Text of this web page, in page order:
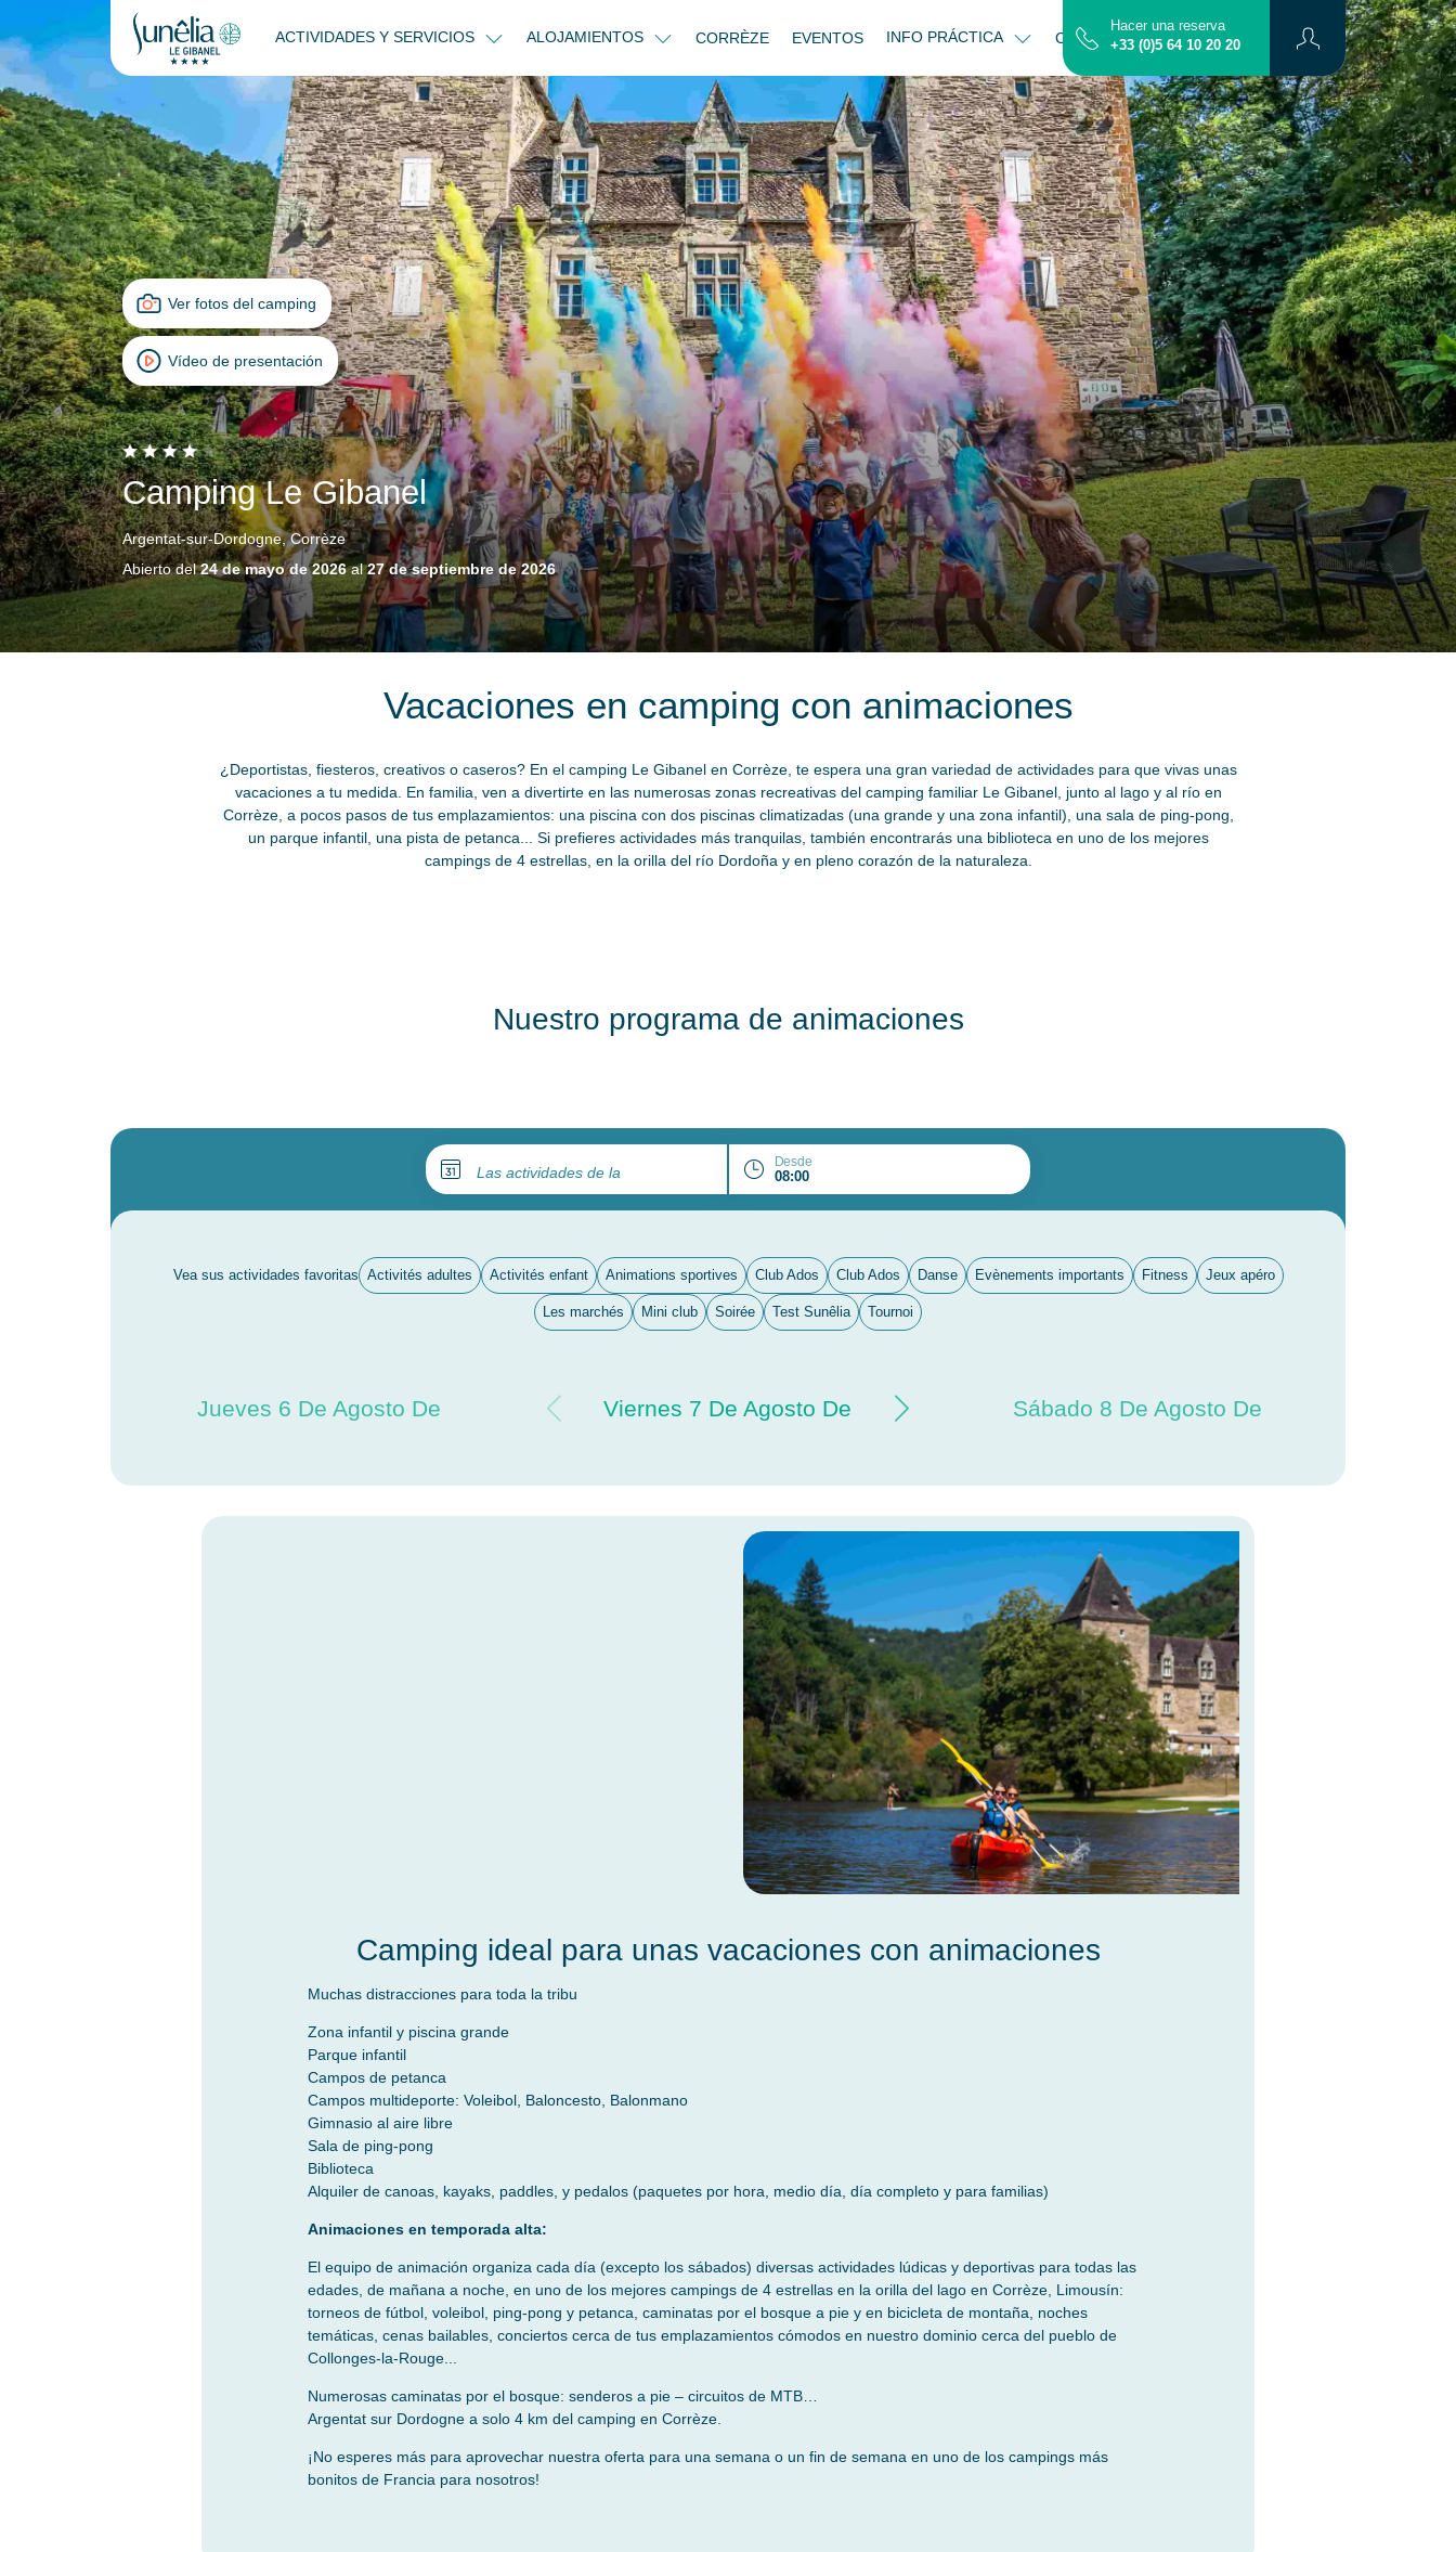
ACTIVIDADES Y SERVICIOS ALOJAMIENTOS CORRÈZE EVENTOS INFO PRÁCTICA CONTACTO MAPA
Hacer una reserva
+33 (0)5 64 10 20 20
Ver fotos del camping
Vídeo de presentación
Camping Le Gibanel
Argentat-sur-Dordogne, Corrèze
Abierto del24 de mayo de 2026al27 de septiembre de 2026
Vacaciones en camping con animaciones
¿Deportistas, fiesteros, creativos o caseros? En el camping Le Gibanel en Corrèze, te espera una gran variedad de actividades para que vivas unas
vacaciones a tu medida. En familia, ven a divertirte en las numerosas zonas recreativas del camping familiar Le Gibanel, junto al lago y al río en
Corrèze, a pocos pasos de tus emplazamientos: una piscina con dos piscinas climatizadas (una grande y una zona infantil), una sala de ping-pong,
un parque infantil, una pista de petanca... Si prefieres actividades más tranquilas, también encontrarás una biblioteca en uno de los mejores
campings de 4 estrellas, en la orilla del río Dordoña y en pleno corazón de la naturaleza.
Nuestro programa de animaciones
Las actividades de la
Desde
Vea sus actividades favoritas Activités adultes Activités enfant Animations sportives Club Ados Club Ados Danse Evènements importants Fitness Jeux apéro
Les marchés Mini club Soirée Test Sunêlia Tournoi
Jueves 6 De Agosto De Viernes 7 De Agosto De Sábado 8 De Agosto De
Camping ideal para unas vacaciones con animaciones
Muchas distracciones para toda la tribu
Zona infantil y piscina grande
Parque infantil
Campos de petanca
Campos multideporte: Voleibol, Baloncesto, Balonmano
Gimnasio al aire libre
Sala de ping-pong
Biblioteca
Alquiler de canoas, kayaks, paddles, y pedalos (paquetes por hora, medio día, día completo y para familias)
Animaciones en temporada alta:
El equipo de animación organiza cada día (excepto los sábados) diversas actividades lúdicas y deportivas para todas las
edades, de mañana a noche, en uno de los mejores campings de 4 estrellas en la orilla del lago en Corrèze, Limousín:
torneos de fútbol, voleibol, ping-pong y petanca, caminatas por el bosque a pie y en bicicleta de montaña, noches
temáticas, cenas bailables, conciertos cerca de tus emplazamientos cómodos en nuestro dominio cerca del pueblo de
Collonges-la-Rouge...
Numerosas caminatas por el bosque: senderos a pie – circuitos de MTB…
Argentat sur Dordogne a solo 4 km del camping en Corrèze.
¡No esperes más para aprovechar nuestra oferta para una semana o un fin de semana en uno de los campings más
bonitos de Francia para nosotros!